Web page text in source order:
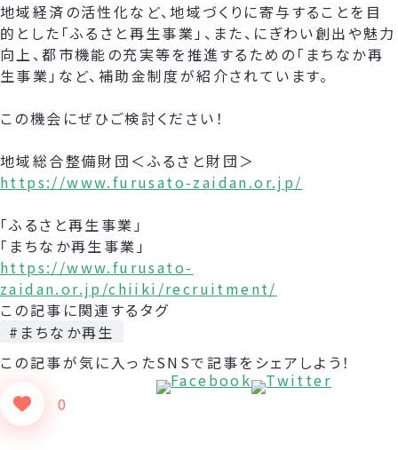
地域経済の活性化など、地域づくりに寄与することを目
的とした「ふるさと再生事業」、また、にぎわい創出や魅力
向上、都市機能の充実等を推進するための「まちなか再
生事業」など、補助金制度が紹介されています。
この機会にぜひご検討ください！
地域総合整備財団＜ふるさと財団＞
https://www.furusato-zaidan.or.jp/
「ふるさと再生事業」
「まちなか再生事業」
https://www.furusato-
zaidan.or.jp/chiiki/recruitment/
この記事に関連するタグ
#まちなか再生
この記事が気に入った
0
SNSで記事をシェアしよう！